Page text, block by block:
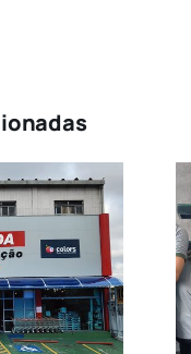
de
Diadema